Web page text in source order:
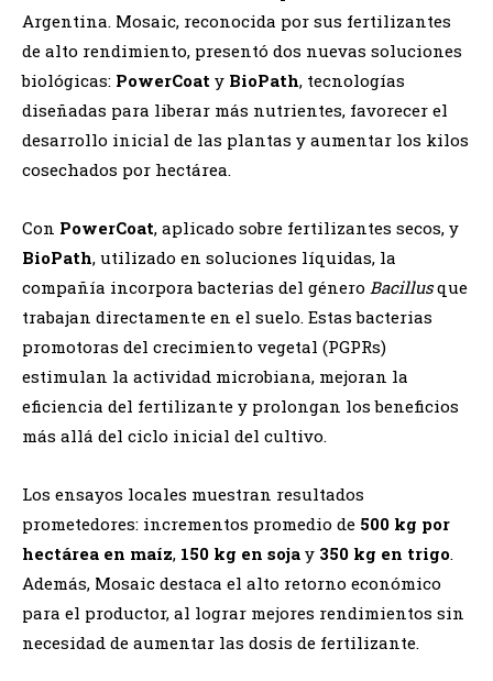
Argentina. Mosaic, reconocida por sus fertilizantes
de alto rendimiento, presentó dos nuevas soluciones
biológicas: PowerCoat y BioPath, tecnologías
diseñadas para liberar más nutrientes, favorecer el
desarrollo inicial de las plantas y aumentar los kilos
cosechados por hectárea.
Con PowerCoat, aplicado sobre fertilizantes secos, y
BioPath, utilizado en soluciones líquidas, la
compañía incorpora bacterias del género Bacillusque
trabajan directamente en el suelo. Estas bacterias
promotoras del crecimiento vegetal (PGPRs)
estimulan la actividad microbiana, mejoran la
eficiencia del fertilizante y prolongan los beneficios
más allá del ciclo inicial del cultivo.
Los ensayos locales muestran resultados
prometedores: incrementos promedio de 500 kg por
hectárea en maíz, 150 kg en soja y 350 kg en trigo.
Además, Mosaic destaca el alto retorno económico
para el productor, al lograr mejores rendimientos sin
necesidad de aumentar las dosis de fertilizante.